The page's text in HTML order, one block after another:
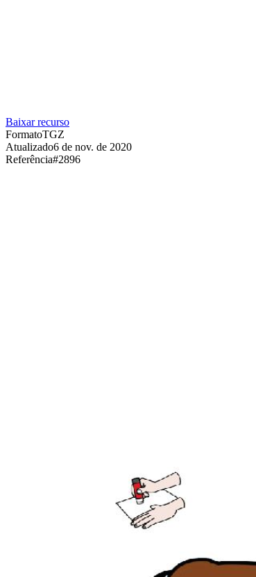
Baixar recurso
FormatoTGZ
Atualizado6 de nov. de 2020
Referência#2896